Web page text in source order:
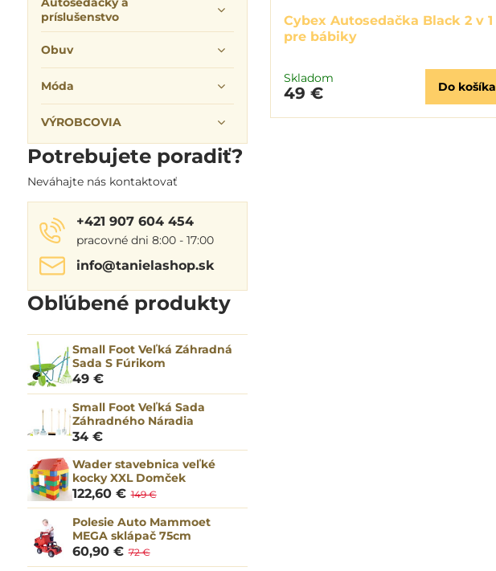
Cybex Autosedačka Black 2 v 1
pre bábiky
Skladom
49 € Do košíka
príslušenstvo
Obuv
Móda
VÝROBCOVIA
Potrebujete poradiť?
Neváhajte nás kontaktovať
+421 907 604 454
pracovné dni 8:00 - 17:00
info​@tanielashop​.sk
Obľúbené produkty
Small Foot Veľká Záhradná
Sada S Fúrikom
49 €
Small Foot Veľká Sada
Záhradného Náradia
34 €
Wader stavebnica veľké
kocky XXL Domček
122,60 € 149 €
Polesie Auto Mammoet
MEGA sklápač 75cm
60,90 € 72 €